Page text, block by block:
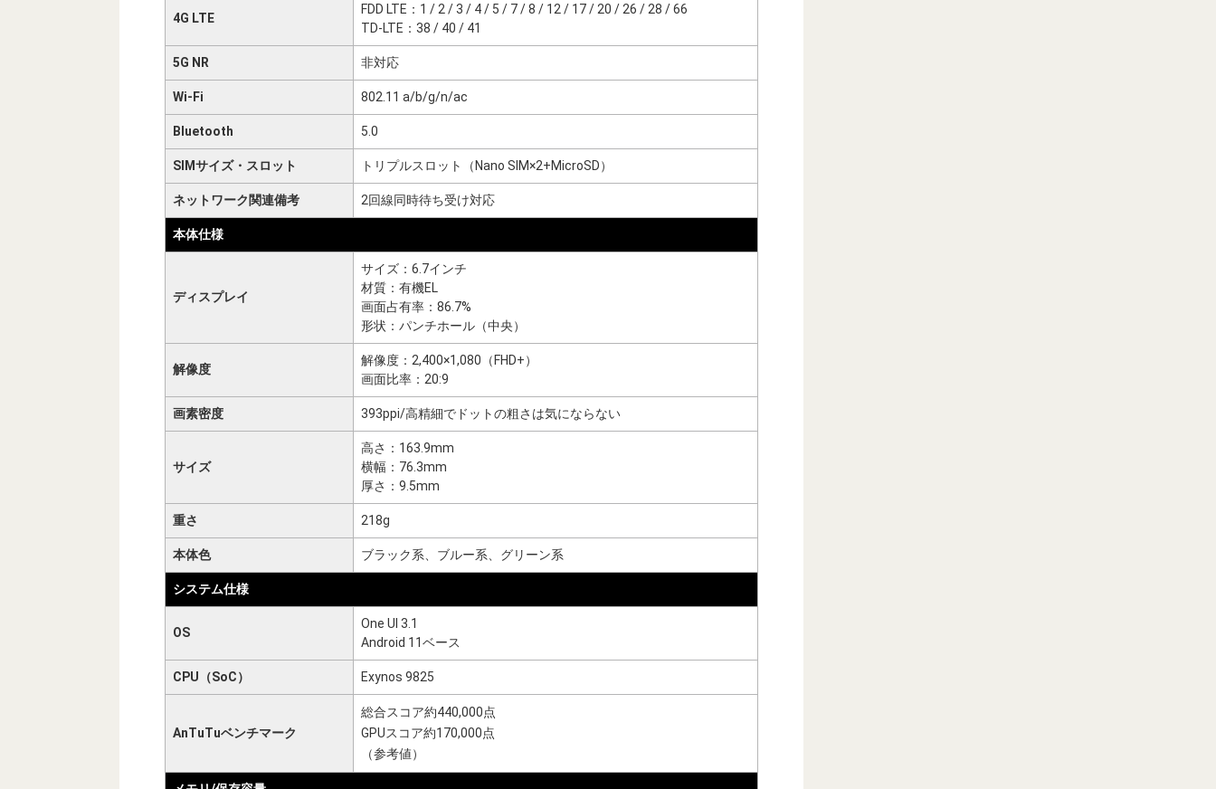
4G LTE
FDD LTE：1 / 2 / 3 / 4 / 5 / 7 / 8 / 12 / 17 / 20 / 26 / 28 / 66
TD-LTE：38 / 40 / 41
5G NR 非対応
Wi-Fi 802.11 a/b/g/n/ac
Bluetooth 5.0
SIMサイズ・スロット トリプルスロット（Nano SIM×2+MicroSD）
ネットワーク関連備考 2回線同時待ち受け対応
本体仕様
ディスプレイ
サイズ：6.7インチ
材質：有機EL
画面占有率：86.7%
形状：パンチホール（中央）
解像度
解像度：2,400×1,080（FHD+）
画面比率：20:9
画素密度 393ppi/高精細でドットの粗さは気にならない
サイズ
高さ：163.9mm
横幅：76.3mm
厚さ：9.5mm
重さ 218g
本体色 ブラック系、ブルー系、グリーン系
システム仕様
OS
One UI 3.1
Android 11ベース
CPU（SoC） Exynos 9825
AnTuTuベンチマーク
総合スコア約440,000点
GPUスコア約170,000点
（参考値）